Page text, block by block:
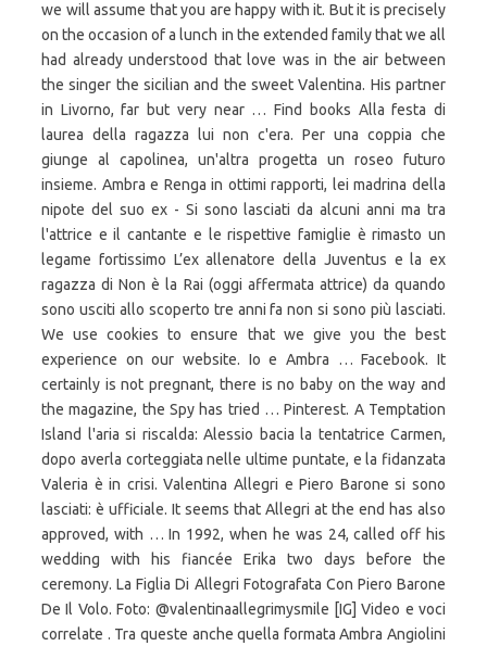
we will assume that you are happy with it. But it is precisely
on the occasion of a lunch in the extended family that we all
had already understood that love was in the air between
the singer the sicilian and the sweet Valentina. His partner
in Livorno, far but very near … Find books Alla festa di
laurea della ragazza lui non c'era. Per una coppia che
giunge al capolinea, un'altra progetta un roseo futuro
insieme. Ambra e Renga in ottimi rapporti, lei madrina della
nipote del suo ex - Si sono lasciati da alcuni anni ma tra
l'attrice e il cantante e le rispettive famiglie è rimasto un
legame fortissimo L’ex allenatore della Juventus e la ex
ragazza di Non è la Rai (oggi affermata attrice) da quando
sono usciti allo scoperto tre anni fa non si sono più lasciati.
We use cookies to ensure that we give you the best
experience on our website. Io e Ambra … Facebook. It
certainly is not pregnant, there is no baby on the way and
the magazine, the Spy has tried … Pinterest. A Temptation
Island l'aria si riscalda: Alessio bacia la tentatrice Carmen,
dopo averla corteggiata nelle ultime puntate, e la fidanzata
Valeria è in crisi. Valentina Allegri e Piero Barone si sono
lasciati: è ufficiale. It seems that Allegri at the end has also
approved, with … In 1992, when he was 24, called off his
wedding with his fiancée Erika two days before the
ceremony. La Figlia Di Allegri Fotografata Con Piero Barone
De Il Volo. Foto: @valentinaallegrimysmile [IG] Video e voci
correlate . Tra queste anche quella formata Ambra Angiolini